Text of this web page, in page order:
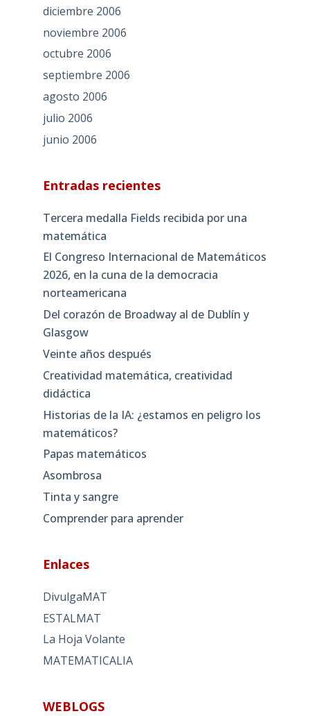
diciembre 2006
noviembre 2006
octubre 2006
septiembre 2006
agosto 2006
julio 2006
junio 2006
Entradas recientes
Tercera medalla Fields recibida por una
matemática
El Congreso Internacional de Matemáticos
2026, en la cuna de la democracia
norteamericana
Del corazón de Broadway al de Dublín y
Glasgow
Veinte años después
Creatividad matemática, creatividad
didáctica
Historias de la IA: ¿estamos en peligro los
matemáticos?
Papas matemáticos
Asombrosa
Tinta y sangre
Comprender para aprender
Enlaces
DivulgaMAT
ESTALMAT
La Hoja Volante
MATEMATICALIA
WEBLOGS